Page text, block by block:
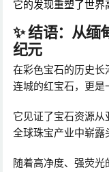
它的发现重塑了世界
✨ 结语：从缅
纪元
在彩色宝石的历史长
连城的红宝石，更是
它见证了宝石资源
全球珠宝产业中崭露
随着高净度、强荧